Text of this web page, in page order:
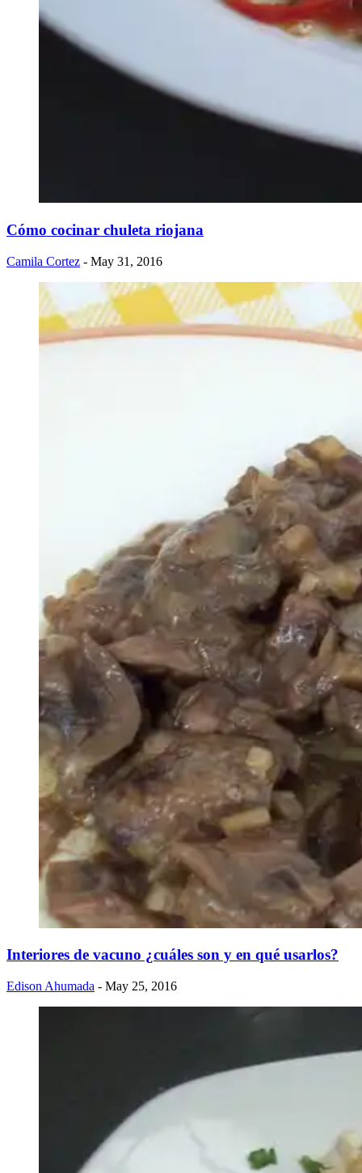
Cómo cocinar chuleta riojana
Camila Cortez - May 31, 2016
Interiores de vacuno ¿cuáles son y en qué usarlos?
Edison Ahumada - May 25, 2016